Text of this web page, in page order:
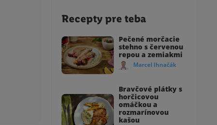
Recepty pre teba
Pečené morčacie
stehno s červenou
repou a zemiakmi
Marcel Ihnačák
Bravčové plátky s
horčicovou
omáčkou a
rozmarínovou
kašou